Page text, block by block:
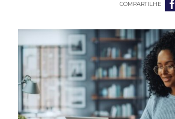
COMPARTILHE